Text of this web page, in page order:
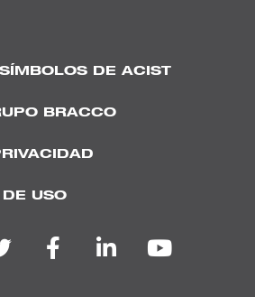
DE ACIST
BRACCO
USO